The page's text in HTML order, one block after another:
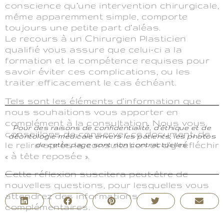
conscience qu’une intervention chirurgicale,
même apparemment simple, comporte
toujours une petite part d’aléas.
Le recours à un Chirurgien Plasticien
qualifié vous assure que celui-ci a la
formation et la compétence requises pour
savoir éviter ces complications, ou les
traiter efficacement le cas échéant.
Tels sont les éléments d’information que
nous souhaitions vous apporter en
complément à la consultation. Nous vous
conseillons de conserver ce document, de
le relire après la consultation et d’y réfléchir
« à tête reposée ».
Cette réflexion suscitera peut-être de
nouvelles questions, pour lesquelles vous
attendrez des informations
complémentaires.
Pour des raisons de confidentialité, d’éthique et de
déontologie médicale envers les patients, les photos
de cette page sont non contractuelles